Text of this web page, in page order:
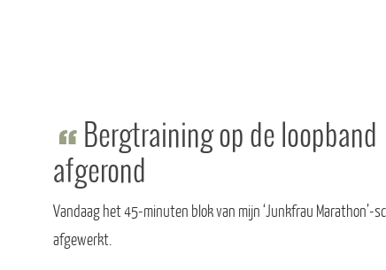
Bergtraining op de loopband
afgerond
Vandaag het 45-minuten blok van mijn ‘Junkfrau Marathon’-
afgewerkt.